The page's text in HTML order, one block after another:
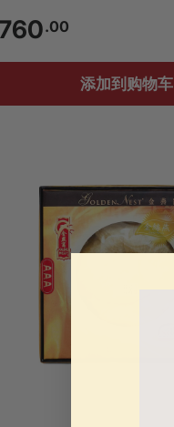
.00
7
6
.
0
0
添加到购物车